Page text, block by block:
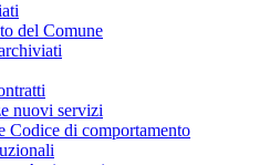
del Comune
nuovi servizi
Codice di comportamento